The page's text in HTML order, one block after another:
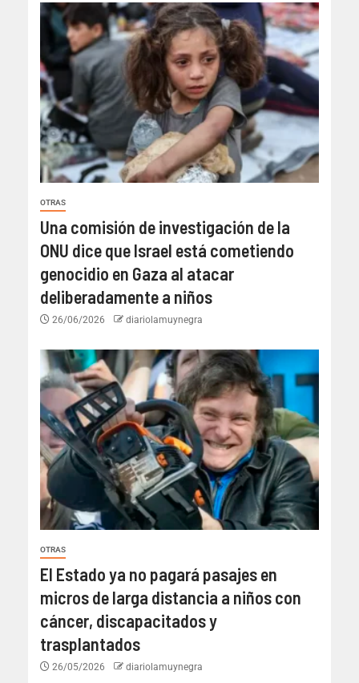
OTRAS
Una comisión de investigación de la
ONU dice que Israel está cometiendo
genocidio en Gaza al atacar
deliberadamente a niños
26/06/2026 diariolamuynegra
OTRAS
El Estado ya no pagará pasajes en
micros de larga distancia a niños con
cáncer, discapacitados y
trasplantados
26/05/2026 diariolamuynegra